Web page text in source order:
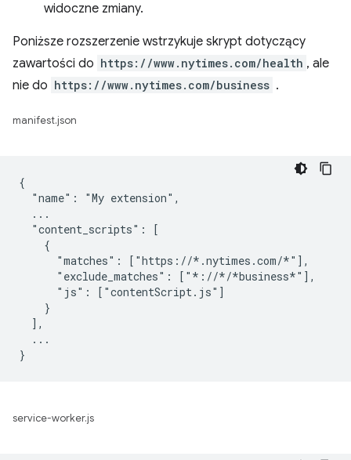
widoczne zmiany.
Poniższe rozszerzenie wstrzykuje skrypt dotyczący
zawartości do https://www.nytimes.com/health , ale
nie do https://www.nytimes.com/business .
manifest.json
{
  "name": "My extension",
  ...
  "content_scripts": [
    {
      "matches": ["https://*.nytimes.com/*"],
      "exclude_matches": ["*://*/*business*"],
      "js": ["contentScript.js"]
    }
  ],
  ...
service-worker.js